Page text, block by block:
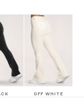
OFF WHITE